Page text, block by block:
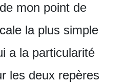
mon point de
la plus simple
a la particularité
les deux repères